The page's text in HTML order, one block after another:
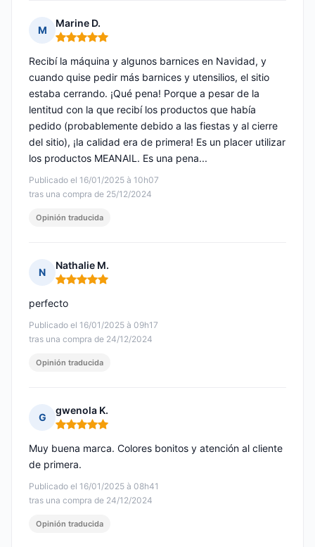
M
Marine D.
Nota: 5 de 5
Publicado el 16/01/2025 à 10h07
tras una compra de 25/12/2024
Recibí la máquina y algunos barnices en Navidad, y
cuando quise pedir más barnices y utensilios, el sitio
estaba cerrando. ¡Qué pena! Porque a pesar de la
lentitud con la que recibí los productos que había
pedido (probablemente debido a las fiestas y al cierre
del sitio), ¡la calidad era de primera! Es un placer utilizar
los productos MEANAIL. Es una pena...
Opinión traducida
N
Nathalie M.
Nota: 5 de 5
Publicado el 16/01/2025 à 09h17
tras una compra de 24/12/2024
perfecto
Opinión traducida
G
gwenola K.
Nota: 5 de 5
Publicado el 16/01/2025 à 08h41
tras una compra de 24/12/2024
Muy buena marca. Colores bonitos y atención al cliente
de primera.
Opinión traducida